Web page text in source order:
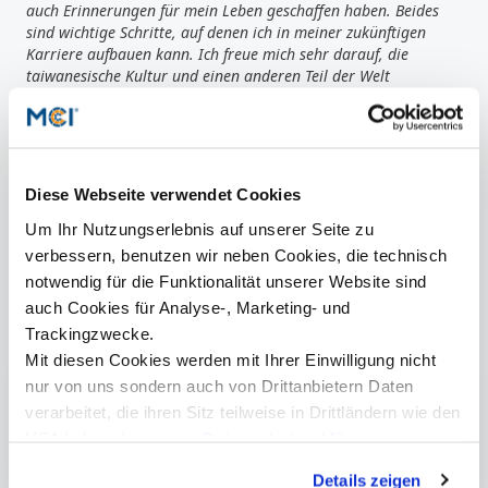
Diese Webseite verwendet Cookies
Um Ihr Nutzungserlebnis auf unserer Seite zu
verbessern, benutzen wir neben Cookies, die technisch
notwendig für die Funktionalität unserer Website sind
auch Cookies für Analyse-, Marketing- und
Trackingzwecke.
Mit diesen Cookies werden mit Ihrer Einwilligung nicht
nur von uns sondern auch von Drittanbietern Daten
verarbeitet, die ihren Sitz teilweise in Drittländern wie den
Details zeigen
auch Erinnerungen für mein Leben geschaffen haben. Beides
sind wichtige Schritte, auf denen ich in meiner zukünftigen
Karriere aufbauen kann. Ich freue mich sehr darauf, die
taiwanesische Kultur und einen anderen Teil der Welt
(Elena Preymann, Studierende des Masterstudiengangs „International
Technology. Foto: Maximilian Bauer
Mehr Informationen
Management & Recht | Bachelor